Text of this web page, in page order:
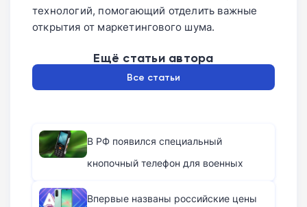
технологий, помогающий отделить важные
открытия от маркетингового шума.
Ещё статьи автора
Все статьи
В РФ появился специальный
кнопочный телефон для военных
Впервые названы российские цены